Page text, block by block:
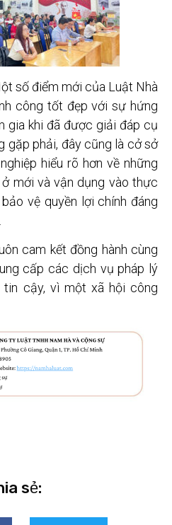
số điểm mới của Luật Nhà
công tốt đẹp với sự hứng
gia khi đã được giải đáp cụ
gặp phải, đây cũng là cở sở
hiểu rõ hơn về những
mới và vận dụng vào thực
vệ quyền lợi chính đáng
cam kết đồng hành cùng
cấp các dịch vụ pháp lý
tin cậy, vì một xã hội công
sẻ: